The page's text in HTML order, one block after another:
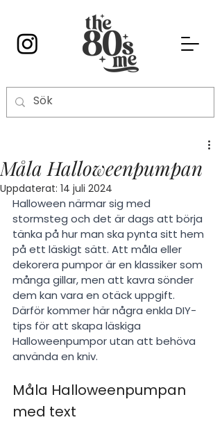
Måla Halloweenpumpan
Uppdaterat: 14 juli 2024
Halloween närmar sig med
stormsteg och det är dags att börja
tänka på hur man ska pynta sitt hem
på ett läskigt sätt. Att måla eller
dekorera pumpor är en klassiker som
många gillar, men att kavra sönder
dem kan vara en otäck uppgift.
Därför kommer här några enkla DIY-
tips för att skapa läskiga
Halloweenpumpor utan att behöva
använda en kniv.
Måla Halloweenpumpan
med text